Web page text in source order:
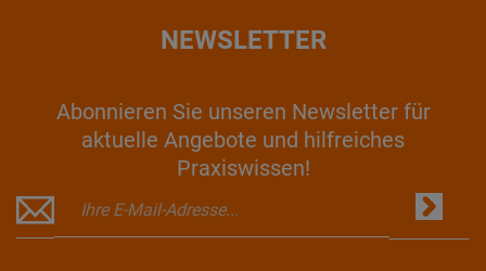
NEWSLETTER
Abonnieren Sie unseren Newsletter für
aktuelle Angebote und hilfreiches
Praxiswissen!